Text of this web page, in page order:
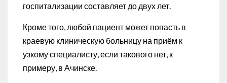
госпитализации составляет до двух лет.
Кроме того, любой пациент может попасть в
краевую клиническую больницу на приём к
узкому специалисту, если такового нет, к
примеру, в Ачинске.